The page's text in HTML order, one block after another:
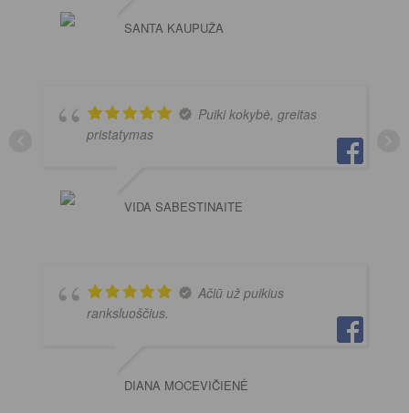
SANTA KAUPUŽA
Puiki kokybė, greitas
pristatymas
VIDA SABESTINAITE
Ačiū už puikius
ranksluoščius.
DIANA MOCEVIČIENĖ